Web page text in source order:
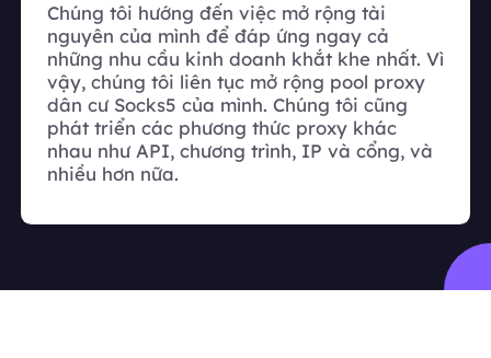
Chúng tôi hướng đến việc mở rộng tài
nguyên của mình để đáp ứng ngay cả
những nhu cầu kinh doanh khắt khe nhất. Vì
vậy, chúng tôi liên tục mở rộng pool proxy
dân cư Socks5 của mình. Chúng tôi cũng
phát triển các phương thức proxy khác
nhau như API, chương trình, IP và cổng, và
nhiều hơn nữa.